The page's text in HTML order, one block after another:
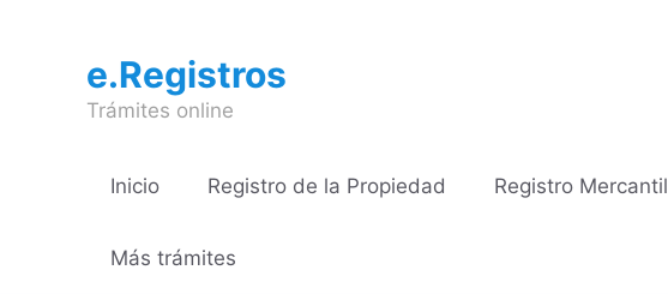
contenidoe.Registros
Trámites online
Inicio Registro de la Propiedad Registro Mercantil
Más trámites